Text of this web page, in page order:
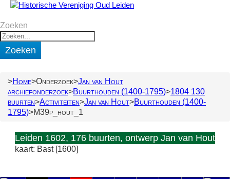
Zoeken
Zoeken
Home Onderzoek Jan van Hout
archiefonderzoek
Buurthouden (1400-1795) 1804 130
buurten Activiteiten Jan van Hout
Buurthouden (1400-
1795)
M39p_hout_1
Leiden 1602, 176 buurten, ontwerp Jan van Hout
kaart: Bast [1600]